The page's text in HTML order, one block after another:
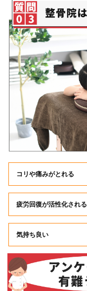
コリや痛みがとれる
疲労回復が活性化される
気持ち良い